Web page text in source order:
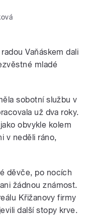
Vaňáskem dali
mladé
sobotní službu v
už dva roky.
obvykle kolem
v neděli ráno,
děvče, po nocích
žádnou známost.
Křižanovy firmy
další stopy krve.